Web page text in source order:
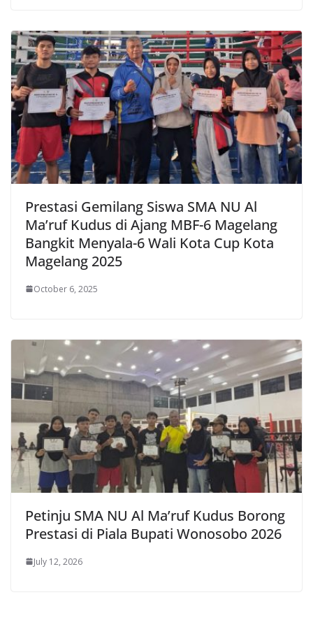
Prestasi Gemilang Siswa SMA NU Al
Ma’ruf Kudus di Ajang MBF-6 Magelang
Bangkit Menyala-6 Wali Kota Cup Kota
Magelang 2025
October 6, 2025
Petinju SMA NU Al Ma’ruf Kudus Borong
Prestasi di Piala Bupati Wonosobo 2026
July 12, 2026